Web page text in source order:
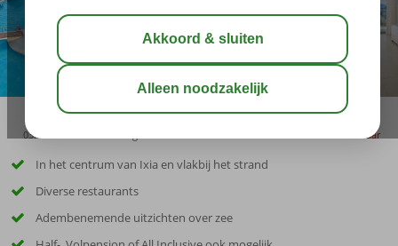
03:45 bewaar
In het centrum van Ixia en vlakbij het strand
Diverse restaurants
Adembenemende uitzichten over zee